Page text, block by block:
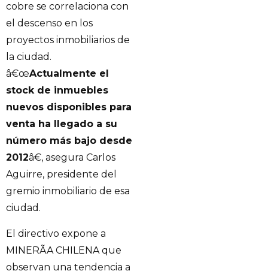
cobre se correlaciona con
el descenso en los
proyectos inmobiliarios de
la ciudad.
â€œActualmente el
stock de inmuebles
nuevos disponibles para
venta ha llegado a su
número más bajo desde
2012â€, asegura Carlos
Aguirre, presidente del
gremio inmobiliario de esa
ciudad.
El directivo expone a
MINERÃA CHILENA que
observan una tendencia a